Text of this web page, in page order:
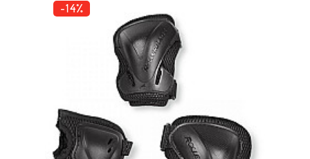
-14%